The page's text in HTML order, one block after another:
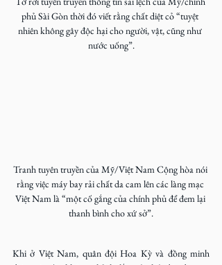
phủ Sài Gòn thời đó viết rằng chất diệt cỏ “tuyệt
nhiên không gây độc hại cho người, vật, cũng như
nước uống”.
Tranh tuyên truyền của Mỹ/Việt Nam Cộng hòa nói
rằng việc máy bay rải chất da cam lên các làng mạc
Việt Nam là “một cố gắng của chính phủ để đem lại
thanh bình cho xứ sở”.
Khi ở Việt Nam, quân đội Hoa Kỳ và đồng minh